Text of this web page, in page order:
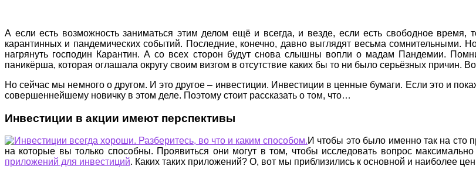
А если есть возможность заниматься этим делом ещё и всегда, и везде, если есть свободное
карантинных и пандемических событий. Последние, конечно, давно выглядят весьма сомнительными.
нагрянуть господин Карантин. А со всех сторон будут снова слышны вопли о мадам Пандемии.
паникёрша, которая оглашала округу своим визгом в отсутствие каких бы то ни было серьёзных причин.
Но сейчас мы немного о другом. И это другое – инвестиции. Инвестиции в ценные бумаги. Если это и
совершеннейшему новичку в этом деле. Поэтому стоит рассказать о том, что…
Инвестиции в акции имеют перспективы
И чтобы это было именно так на сто
на которые вы только способны. Проявиться они могут в том, чтобы исследовать вопрос
приложений для инвестиций. Каких таких приложений? О, вот мы приблизились к основной и наиболее